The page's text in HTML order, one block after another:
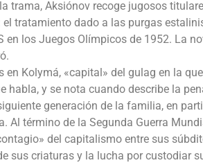
trama, Aksiónov recoge jugosos
tratamiento dado a las purgas
en los Juegos Olímpicos de 1952. La
en Kolymá, «capital» del gulag en la que
habla, y se nota cuando describe la
generación de la familia, en
Al término de la Segunda Guerra
del capitalismo entre sus
sus criaturas y la lucha por custodiar